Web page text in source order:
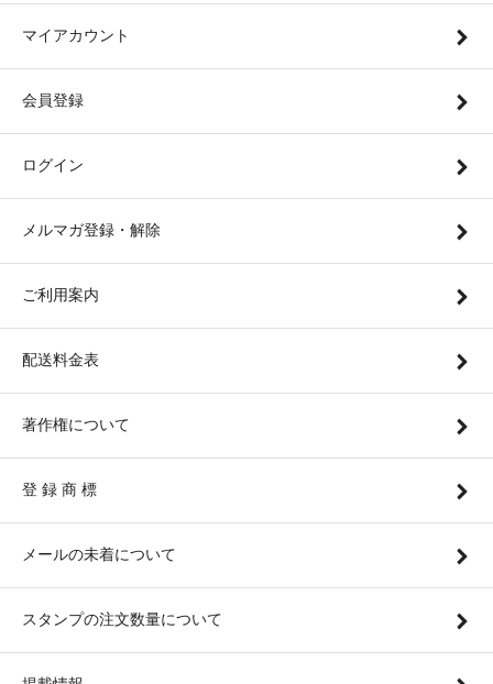
マイアカウント
会員登録
ログイン
メルマガ登録・解除
ご利用案内
配送料金表
著作権について
登 録 商 標
メールの未着について
スタンプの注文数量について